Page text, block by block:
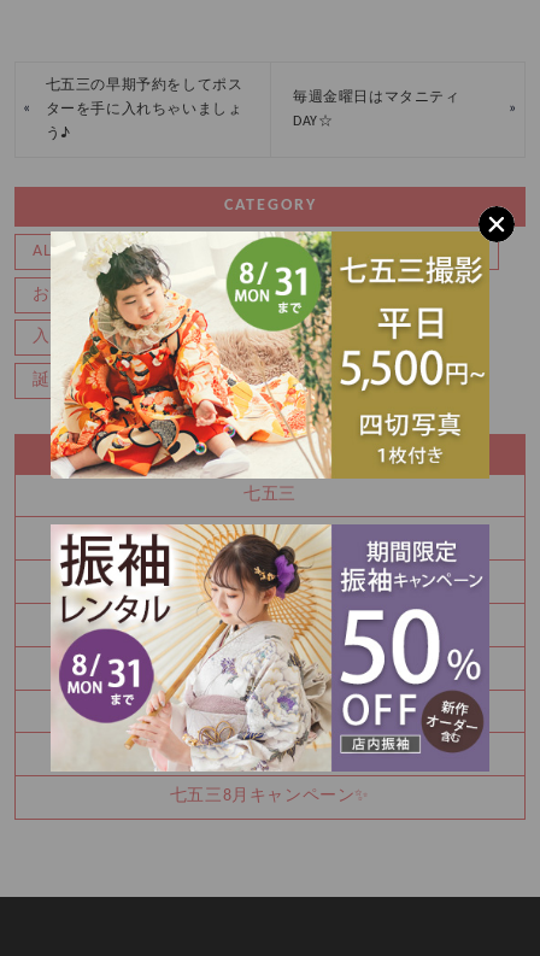
«
七五三の早期予約をしてポス
ターを手に入れちゃいましょ
う♪
毎週金曜日はマタニティ
DAY☆
»
CATEGORY
ALL ALL イベント お宮参り・百日
お知らせ キャンペーン マタニティ
入園・入学 写真 卒業 卒業袴 成人式
誕生日・バースデー
RECENT ENTRY
七五三
100日祝い撮影もできます♪
振袖を決めるなら今！
秋の参拝をお考えなら前撮り！
かわいい金太郎さん
夏休み中に振袖を決めませんか？
お宮参り・百日祝いはご家族撮影もおすすめです
七五三8月キャンペーン✨